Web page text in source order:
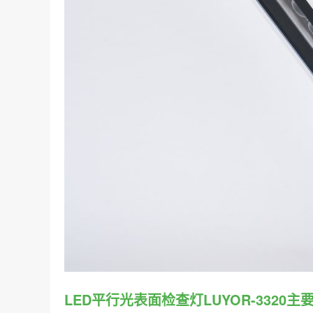
LED平行光表面检查灯LUYOR-3320主